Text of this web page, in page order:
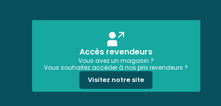
Accès revendeurs
Vous avez un magasin ?
Vous souhaitez accéder à nos prix revendeurs ?
Visitez notre site